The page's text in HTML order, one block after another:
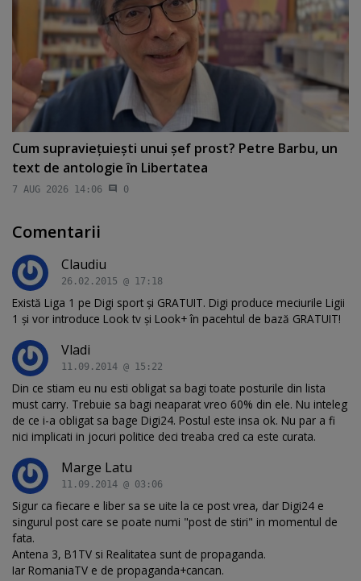
Cum supravieţuieşti unui şef prost? Petre Barbu, un
text de antologie în Libertatea
7 AUG 2026 14:06 0
Comentarii
Claudiu
26.02.2015 @ 17:18
Există Liga 1 pe Digi sport şi GRATUIT. Digi produce meciurile Ligii
1 şi vor introduce Look tv şi Look+ în pacehtul de bază GRATUIT!
Vladi
11.09.2014 @ 15:22
Din ce stiam eu nu esti obligat sa bagi toate posturile din lista
must carry. Trebuie sa bagi neaparat vreo 60% din ele. Nu inteleg
de ce i-a obligat sa bage Digi24. Postul este insa ok. Nu par a fi
nici implicati in jocuri politice deci treaba cred ca este curata.
Marge Latu
11.09.2014 @ 03:06
Sigur ca fiecare e liber sa se uite la ce post vrea, dar Digi24 e
singurul post care se poate numi "post de stiri" in momentul de
fata.
Antena 3, B1TV si Realitatea sunt de propaganda.
Iar RomaniaTV e de propaganda+cancan.